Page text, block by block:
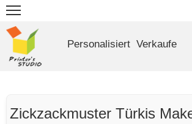
Zickzackmuster Türkis
Personalisiert Verkaufe